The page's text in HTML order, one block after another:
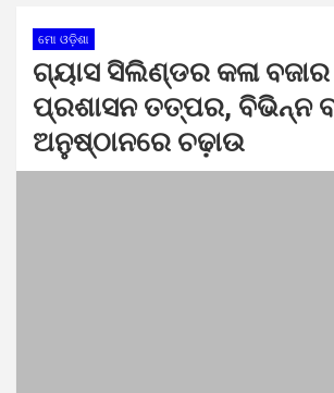
ମୋ ଓଡ଼ିଶା
ଗ୍ୟାସ ସିଲିଣ୍ଡର କଳା
ପ୍ରଶାସନ ତତ୍ପର, ବିଭିନ୍ନ
ଅନୁଷ୍ଠାନରେ ଚଢ଼ାଉ